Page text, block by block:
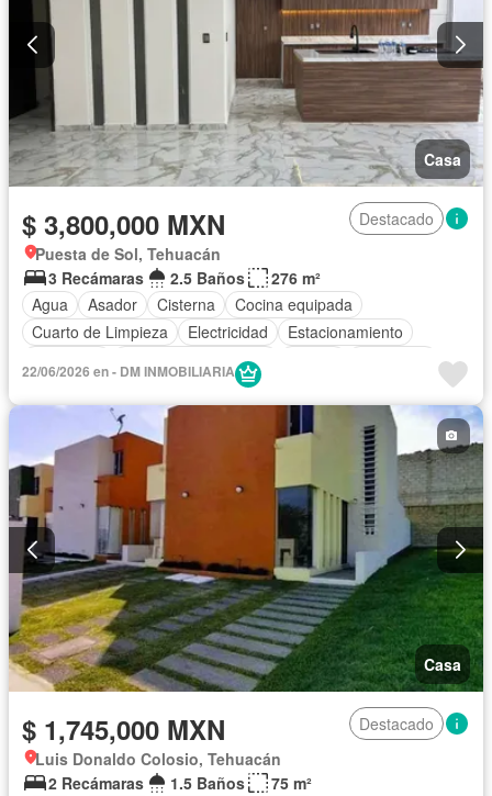
Casa
$ 3,800,000 MXN
Destacado
Puesta de Sol, Tehuacán
3 Recámaras
2.5 Baños
276 m²
Agua
Asador Cisterna
Cocina equipada
Cuarto de Limpieza
Electricidad
Estacionamiento
Recámara con closet
22/06/2026 en - DM INMOBILIARIA
Casa
$ 1,745,000 MXN
Destacado
Luis Donaldo Colosio, Tehuacán
2 Recámaras
1.5 Baños
75 m²